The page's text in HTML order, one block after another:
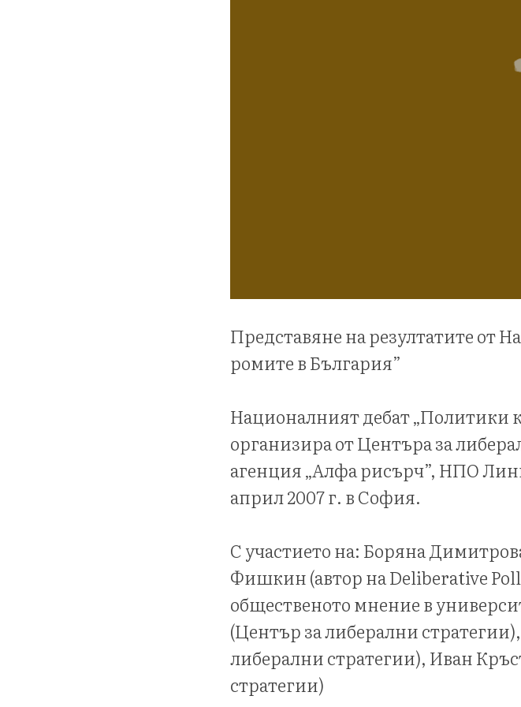
Представяне на резултатите от
ромите в България”
Националният дебат „Политики
организира от Центъра за
агенция „Алфа рисърч”, НПО
април 2007 г. в София.
С участието на: Боряна
Фишкин (автор на Deliberative
общественото мнение в
(Център за либерални
либерални стратегии), Иван
стратегии)